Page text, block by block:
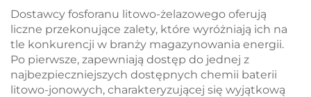
zarządzanie termiczne
dla przemysłowych
systemów
magazynowania
energii w
mikrosieciach
Dostawcy fosforanu litowo-żelazowego oferują
liczne przekonujące zalety, które wyróżniają ich na
tle konkurencji w branży magazynowania energii.
Po pierwsze, zapewniają dostęp do jednej z
najbezpieczniejszych dostępnych chemii baterii
litowo-jonowych, charakteryzującej się wyjątkową